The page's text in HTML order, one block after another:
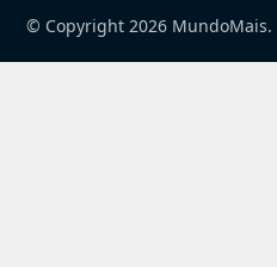
© Copyright 2026 MundoMais.